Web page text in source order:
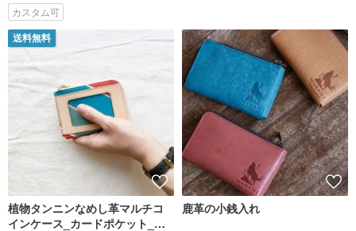
カスタム可
送料無料
植物タンニンなめし革マルチコ
インケース_カードポケット_茄
鹿革の小銭入れ